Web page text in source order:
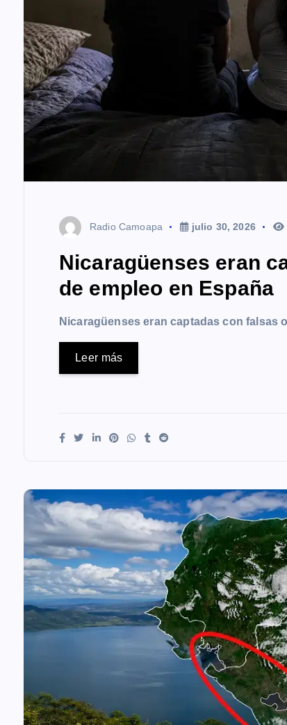
Radio Camoapa julio 30, 2026
Nicaragüenses eran
de empleo en España
Nicaragüenses eran captadas con falsas
Leer más